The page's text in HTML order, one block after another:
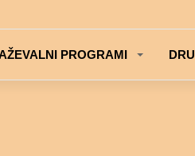
PROGRAMI